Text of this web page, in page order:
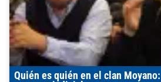
Quién es quién en el clan